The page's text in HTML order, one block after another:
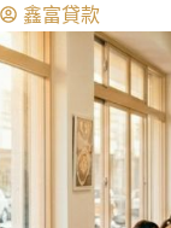
鑫富貸款